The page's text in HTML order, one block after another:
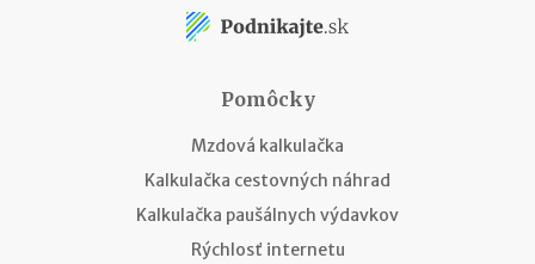
Pomôcky
Mzdová kalkulačka
Kalkulačka cestovných náhrad
Kalkulačka paušálnych výdavkov
Rýchlosť internetu